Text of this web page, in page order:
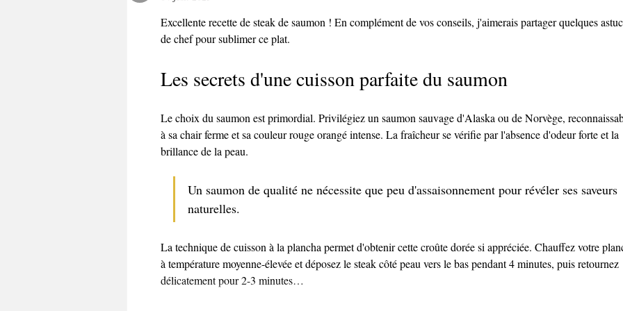
Excellente recette de steak de saumon ! En complément de vos conseils, j'aimerais partager quelques
de chef pour sublimer ce plat.
Les secrets d'une cuisson parfaite du saumon
Le choix du saumon est primordial. Privilégiez un saumon sauvage d'Alaska ou de Norvège,
à sa chair ferme et sa couleur rouge orangé intense. La fraîcheur se vérifie par l'absence d'odeur forte et la
brillance de la peau.
Un saumon de qualité ne nécessite que peu d'assaisonnement pour révéler ses saveurs
naturelles.
La technique de cuisson à la plancha permet d'obtenir cette croûte dorée si appréciée. Chauffez votre
à température moyenne-élevée et déposez le steak côté peau vers le bas pendant 4 minutes, puis retournez
délicatement pour 2-3 minutes…